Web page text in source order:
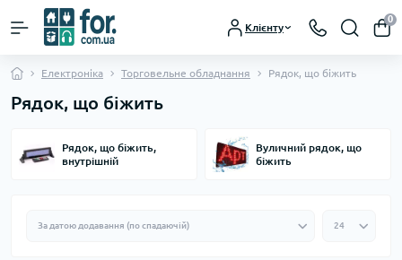
Клієнту
0
Електроніка Торговельне обладнання Рядок, що біжить
Рядок, що біжить
Рядок, що біжить,
внутрішній
Вуличний рядок, що
біжить